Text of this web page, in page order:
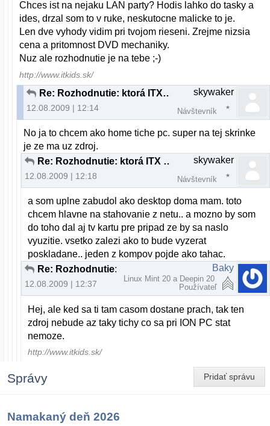
Chces ist na nejaku LAN party? Hodis lahko do tasky a
ides, drzal som to v ruke, neskutocne malicke to je.
Len dve vyhody vidim pri tvojom rieseni. Zrejme nizsia
cena a pritomnost DVD mechaniky.
Nuz ale rozhodnutie je na tebe ;-)
http://www.itkids.sk/
Re: Rozhodnutie: ktorá ITX je lepsia
12.08.2009 | 12:14
skywaker
Návštevník
No ja to chcem ako home tiche pc. super na tej skrinke
je ze ma uz zdroj.
Re: Rozhodnutie: ktorá ITX je lepsia
12.08.2009 | 12:18
skywaker
Návštevník
a som uplne zabudol ako desktop doma mam. toto
chcem hlavne na stahovanie z netu.. a mozno by som
do toho dal aj tv kartu pre pripad ze by sa naslo
vyuzitie. vsetko zalezi ako to bude vyzerat
poskladane.. jeden z kompov pojde ako tahac.
12.08.2009 | 12:37
Baky
Linux Mint 20 a Deepin 20
Používateľ
Hej, ale ked sa ti tam casom dostane prach, tak ten
zdroj nebude az taky tichy co sa pri ION PC stat
nemoze.
http://www.itkids.sk/
Pridať správu
Správy
Namakaný deň 2026